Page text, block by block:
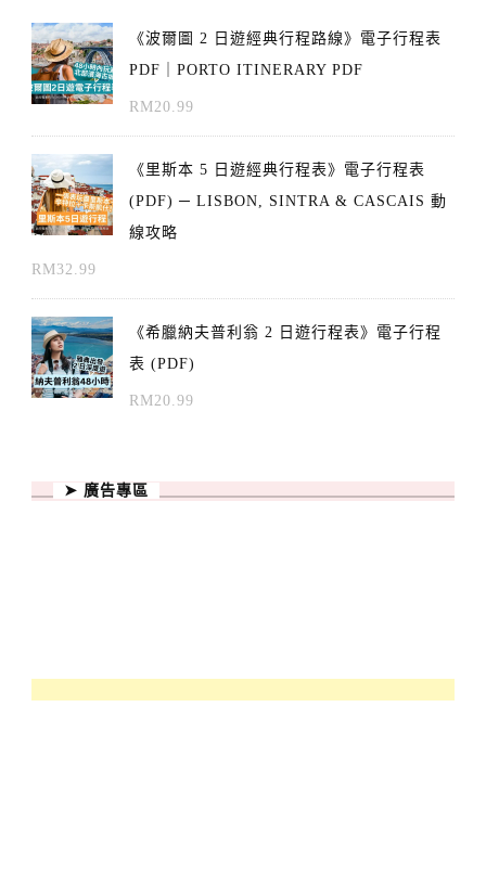
《波爾圖 2 日遊經典行程路線》電子行程表
PDF｜PORTO ITINERARY PDF
RM20.99
《里斯本 5 日遊經典行程表》電子行程表
(PDF) ─ LISBON, SINTRA & CASCAIS 動
線攻略
RM32.99
《希臘納夫普利翁 2 日遊行程表》電子行程
表 (PDF)
RM20.99
➤ 廣告專區